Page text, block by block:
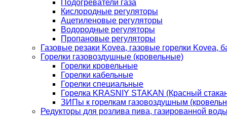
Подогреватели газа
Кислородные регуляторы
Ацетиленовые регуляторы
Водородные регуляторы
Пропановые регуляторы
Газовые резаки Kovea, газовые горелки Kovea,
Горелки газовоздушные (кровельные)
Горелки кровельные
Горелки кабельные
Горелки специальные
Горелка KRASNIY STAKAN (Красный
ЗИПы к горелкам газовоздушным
Редукторы для розлива пива, газированной